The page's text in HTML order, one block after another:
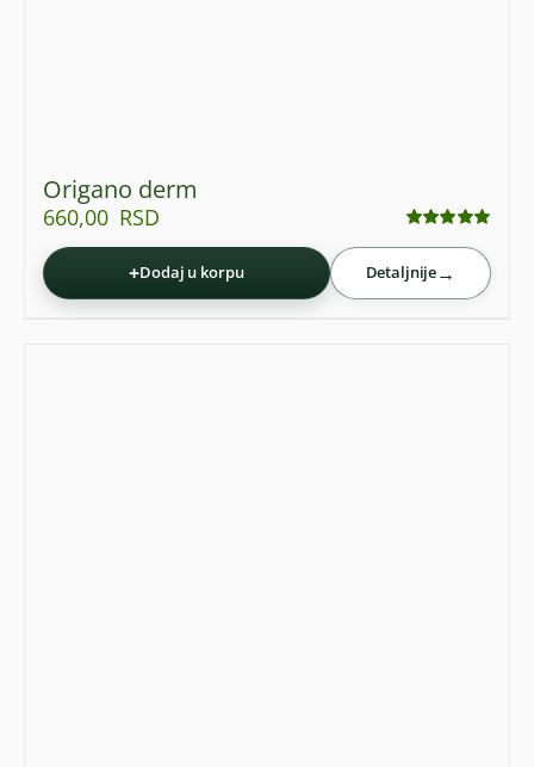
Origano derm
660,00 RSD
+Dodaj u korpu Detaljnije→